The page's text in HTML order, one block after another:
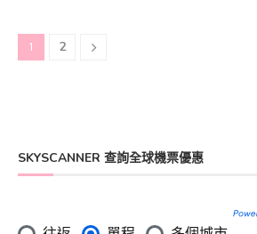
1 2
SKYSCANNER 查詢全球機票優惠